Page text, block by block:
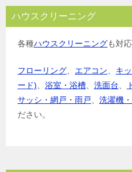
ハウスクリーニング
各種ハウスクリーニングも対
フローリング、 エアコン、 キ
ード)、 浴室・浴槽、 洗面台、
サッシ・網戸・雨戸、 洗濯機
ださい。